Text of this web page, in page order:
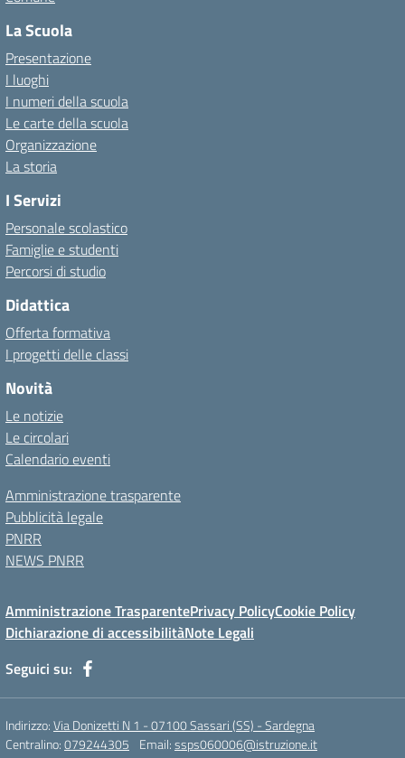
La Scuola
Presentazione
I luoghi
I numeri della scuola
Le carte della scuola
Organizzazione
La storia
I Servizi
Personale scolastico
Famiglie e studenti
Percorsi di studio
Didattica
Offerta formativa
I progetti delle classi
Novità
Le notizie
Le circolari
Calendario eventi
Amministrazione trasparente
Pubblicità legale
PNRR
NEWS PNRR
Amministrazione TrasparentePrivacy PolicyCookie Policy
Dichiarazione di accessibilitàNote Legali
Seguici su:
Indirizzo:Via Donizetti N 1 - 07100 Sassari (SS) - Sardegna
Centralino:079244305 Email:ssps060006@istruzione.it